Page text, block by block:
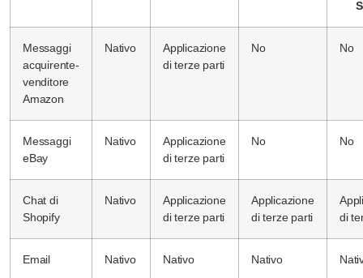
Messaggi
acquirente-
venditore
Amazon
Nativo
Applicazione
di terze parti
No No
Messaggi
eBay
Nativo
Applicazione
di terze parti
No No
Chat di
Shopify
Nativo
Applicazione
di terze parti
Applicazione
di terze parti
di
Email Nativo Nativo Nativo